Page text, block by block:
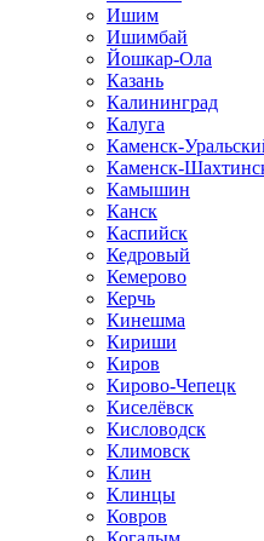
Ишим
Ишимбай
Йошкар-Ола
Казань
Калининград
Калуга
Каменск-
Каменск-
Камышин
Канск
Каспийск
Кедровый
Кемерово
Керчь
Кинешма
Кириши
Киров
Кирово-Чепецк
Киселёвск
Кисловодск
Климовск
Клин
Клинцы
Ковров